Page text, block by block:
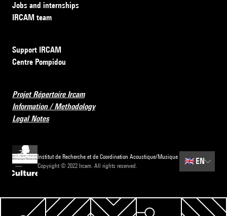
Jobs and internships
IRCAM team
Support IRCAM
Centre Pompidou
Projet Répertoire Ircam
Information / Methodology
Legal Notes
Institut de Recherche et de Coordination Acoustique/Musique
Copyright © 2022 Ircam. All rights reserved.
🇬🇧 EN